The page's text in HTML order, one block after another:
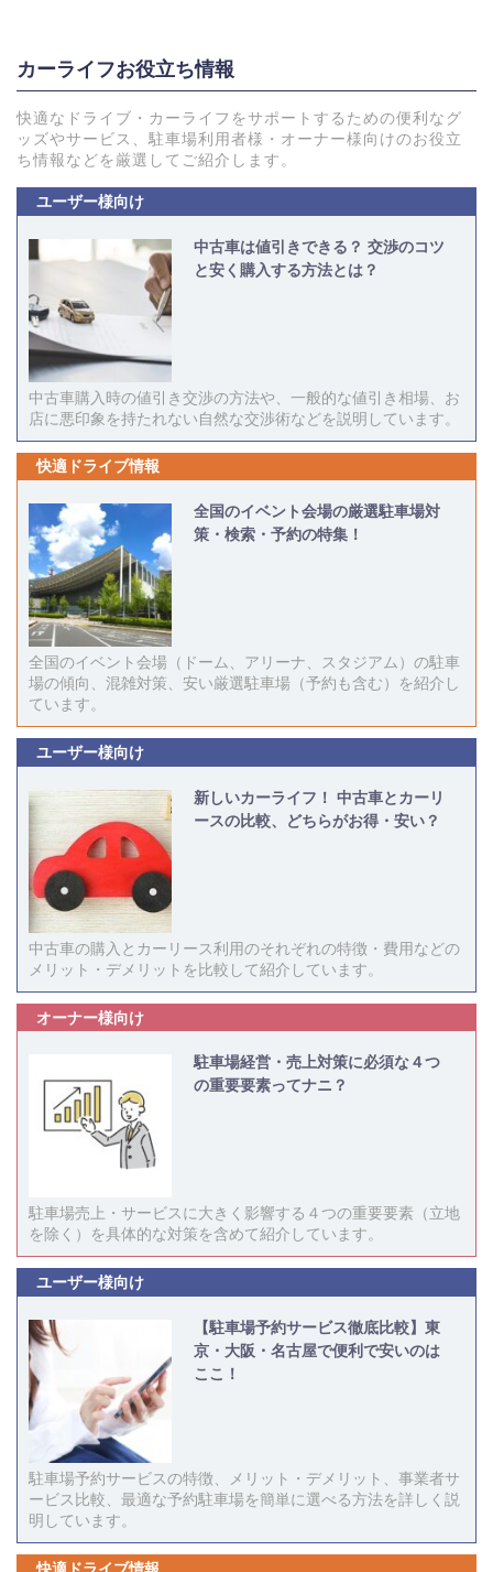
カーライフお役立ち情報
快適なドライブ・カーライフをサポートするための便利なグ
ッズやサービス、駐車場利用者様・オーナー様向けのお役立
ち情報などを厳選してご紹介します。
ユーザー様向け
中古車は値引きできる？ 交渉のコツ
と安く購入する方法とは？
中古車購入時の値引き交渉の方法や、一般的な値引き相場、お
店に悪印象を持たれない自然な交渉術などを説明しています。
快適ドライブ情報
全国のイベント会場の厳選駐車場対
策・検索・予約の特集！
全国のイベント会場（ドーム、アリーナ、スタジアム）の駐車
場の傾向、混雑対策、安い厳選駐車場（予約も含む）を紹介し
ています。
ユーザー様向け
新しいカーライフ！ 中古車とカーリ
ースの比較、どちらがお得・安い？
中古車の購入とカーリース利用のそれぞれの特徴・費用などの
メリット・デメリットを比較して紹介しています。
オーナー様向け
駐車場経営・売上対策に必須な４つ
の重要要素ってナニ？
駐車場売上・サービスに大きく影響する４つの重要要素（立地
を除く）を具体的な対策を含めて紹介しています。
ユーザー様向け
【駐車場予約サービス徹底比較】東
京・大阪・名古屋で便利で安いのは
ここ！
駐車場予約サービスの特徴、メリット・デメリット、事業者サ
ービス比較、最適な予約駐車場を簡単に選べる方法を詳しく説
明しています。
快適ドライブ情報